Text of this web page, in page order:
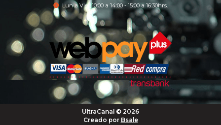
Lun a Vier 10:00 a 14:00 - 15:00 a 16:30hrs.
UltraCanal © 2026
Creado por Bsale